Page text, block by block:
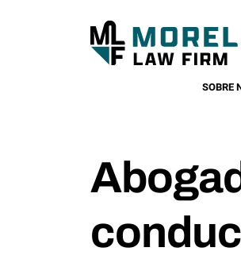
SOBRE